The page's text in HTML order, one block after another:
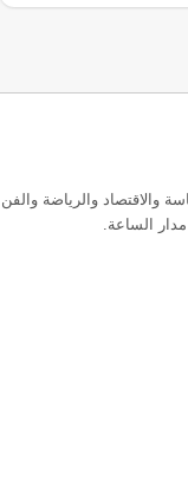
والاقتصاد والرياضة والفن
الساعة.